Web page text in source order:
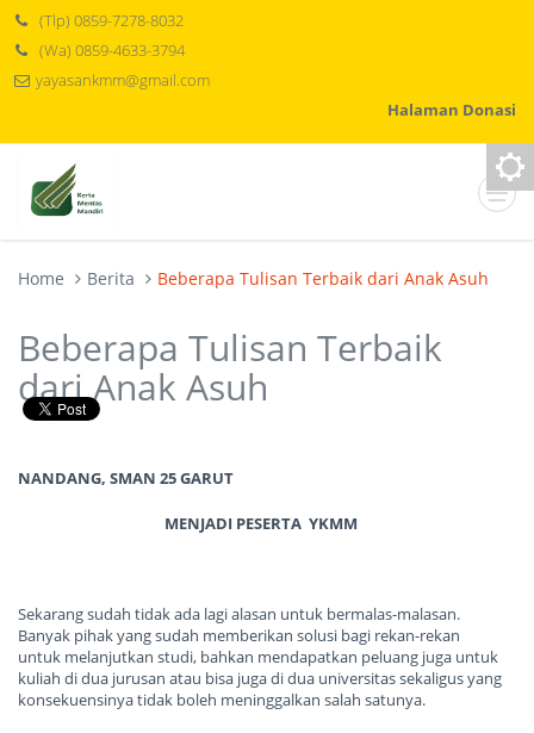
(Tlp) 0859-7278-8032
(Wa) 0859-4633-3794
yayasankmm@gmail.com
Halaman Donasi
Home Berita Beberapa Tulisan Terbaik dari Anak Asuh
Beberapa Tulisan Terbaik
dari Anak Asuh
NANDANG, SMAN 25 GARUT
MENJADI PESERTA YKMM
Sekarang sudah tidak ada lagi alasan untuk bermalas-malasan.
Banyak pihak yang sudah memberikan solusi bagi rekan-rekan
untuk melanjutkan studi, bahkan mendapatkan peluang juga untuk
kuliah di dua jurusan atau bisa juga di dua universitas sekaligus yang
konsekuensinya tidak boleh meninggalkan salah satunya.